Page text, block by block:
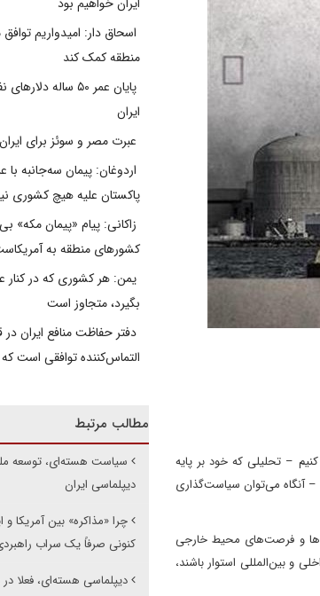
– تحلیلی که خود بر پایه
– آنگاه می‌توان سیاست‌گذاری
و فرصت‌های محیط خارجی
و بین‌المللی استوار باشند،
اسحاق دار: امیدواریم
منطقه کمک کند
پایان عمر ۵۰ ساله
ایران
عبرت مصر و سوئز برای
اردوغان: پیمان سه‌جانبه با
پاکستان علیه هیچ کشوری
زاکانی: پیام «پیمان مکه»
کشورهای منطقه به
یمن: هر کشوری که در کنار
بگیرد، متجاوز است
دفتر حفاظت منافع ایران در
التماس‌کننده توافقی است
مطالب مرتبط
سیاست هسته‌ای، توسعه
دیپلماسی ایران
چرا «مذاکره» بین آمریکا و
کنونی صرفاً یک سراب
دیپلماسی هسته‌ای، فعلا